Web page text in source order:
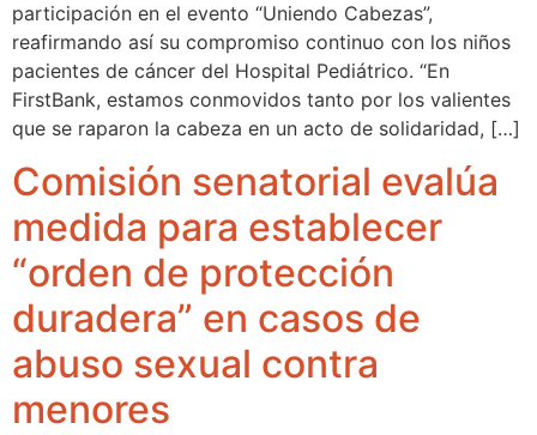
participación en el evento “Uniendo Cabezas”,
reafirmando así su compromiso continuo con los niños
pacientes de cáncer del Hospital Pediátrico. “En
FirstBank, estamos conmovidos tanto por los valientes
que se raparon la cabeza en un acto de solidaridad, […]
Comisión senatorial evalúa
medida para establecer
“orden de protección
duradera” en casos de
abuso sexual contra
menores